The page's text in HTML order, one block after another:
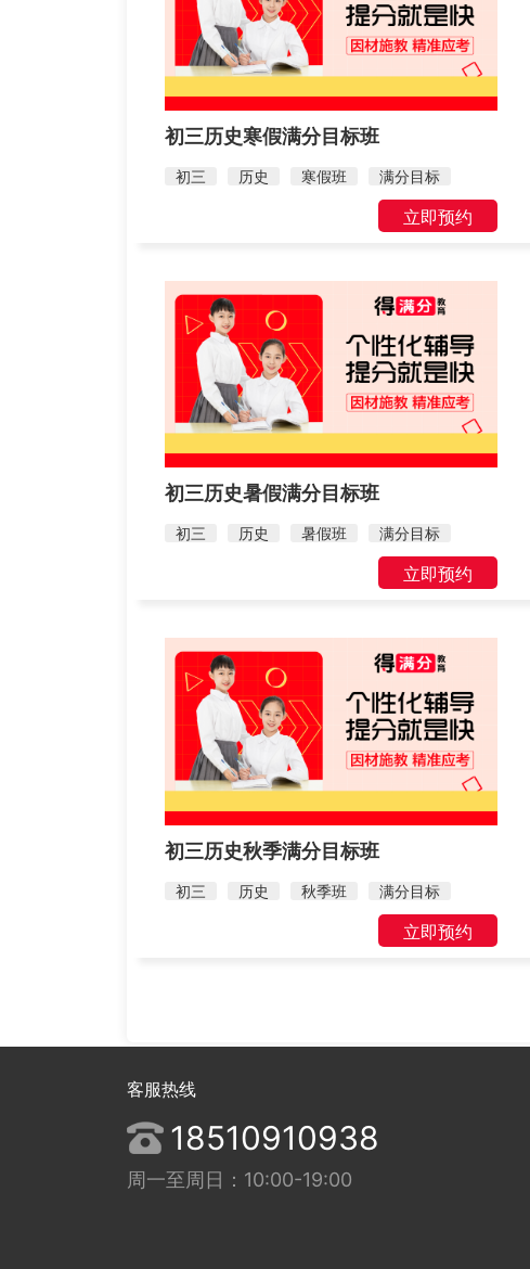
初三历史寒假满分目标班
初三 历史 寒假班 满分目标
立即预约
初三历史暑假满分目标班
初三 历史 暑假班 满分目标
立即预约
初三历史秋季满分目标班
初三 历史 秋季班 满分目标
立即预约
客服热线
18510910938
周一至周日：10:00-19:00